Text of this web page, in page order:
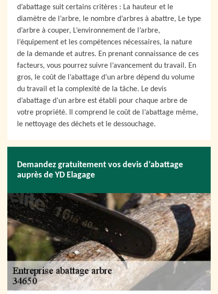
d’abattage suit certains critères : La hauteur et le
diamètre de l’arbre, le nombre d’arbres à abattre, Le type
d’arbre à couper, L’environnement de l’arbre,
l’équipement et les compétences nécessaires, la nature
de la demande et autres. En prenant connaissance de ces
facteurs, vous pourrez suivre l’avancement du travail. En
gros, le coût de l’abattage d’un arbre dépend du volume
du travail et la complexité de la tâche. Le devis
d’abattage d’un arbre est établi pour chaque arbre de
votre propriété. Il comprend le coût de l’abattage même,
le nettoyage des déchets et le dessouchage.
Demandez gratuitement vos devis d’abattage
auprès de YD Elagage